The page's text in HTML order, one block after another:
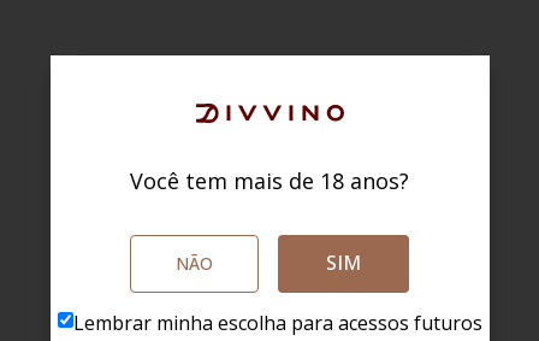
Você tem mais de 18 anos?
NÃO SIM
Lembrar minha escolha para acessos futuros